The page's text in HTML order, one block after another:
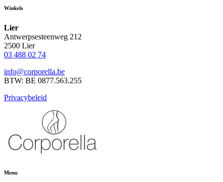
Winkels
Lier
Antwerpsesteenweg 212
2500 Lier
03 488 02 74
info@corporella.be
BTW: BE 0877.563.255
Privacybeleid
Menu